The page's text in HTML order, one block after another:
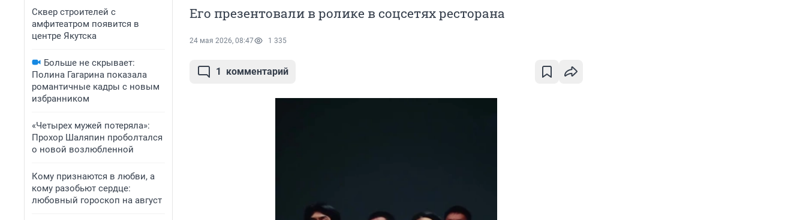
Сквер строителей с
амфитеатром появится в
центре Якутска
Больше не скрывает:
Полина Гагарина показала
романтичные кадры с новым
избранником
«Четырех мужей потеряла»:
Прохор Шаляпин проболтался
о новой возлюбленной
Кому признаются в любви, а
кому разобьют сердце:
любовный гороскоп на август
Его презентовали в ролике в соцсетях ресторана
24 мая 2026, 08:47 1 335
1 комментарий